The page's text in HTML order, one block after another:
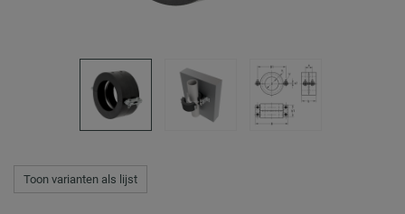
Toon varianten als lijst